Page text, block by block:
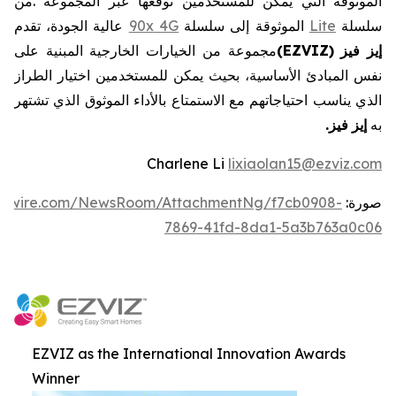
سلسلة Lite الموثوقة إلى سلسلة 90x4G عالية الجودة، تقدم
إيز فيز (EZVIZ) مجموعة من الخيارات الخارجية المبنية على
نفس المبادئ الأساسية، بحيث يمكن للمستخدمين اختيار الطراز
الذي يناسب احتياجاتهم مع الاستمتاع بالأداء الموثوق الذي تشتهر
به إيز فيز .
Charlene Li lixiaolan15@ezviz.com
صورة: NewsRoom/AttachmentNg/f7cb0908-
7869-41fd-8da1-5a3b763a0c06
EZVIZ as the International Innovation Awards
Winner